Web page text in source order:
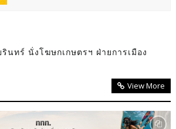
นทร์ นั่งโฆษกเกษตรฯ ฝ่ายการเมือง
View More